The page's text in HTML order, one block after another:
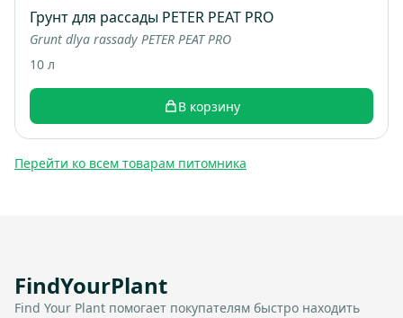
Грунт для рассады PETER PEAT PRO
Grunt dlya rassady PETER PEAT PRO
10 л
В корзину
Перейти ко всем товарам питомника
FindYourPlant
Find Your Plant помогает покупателям быстро находить